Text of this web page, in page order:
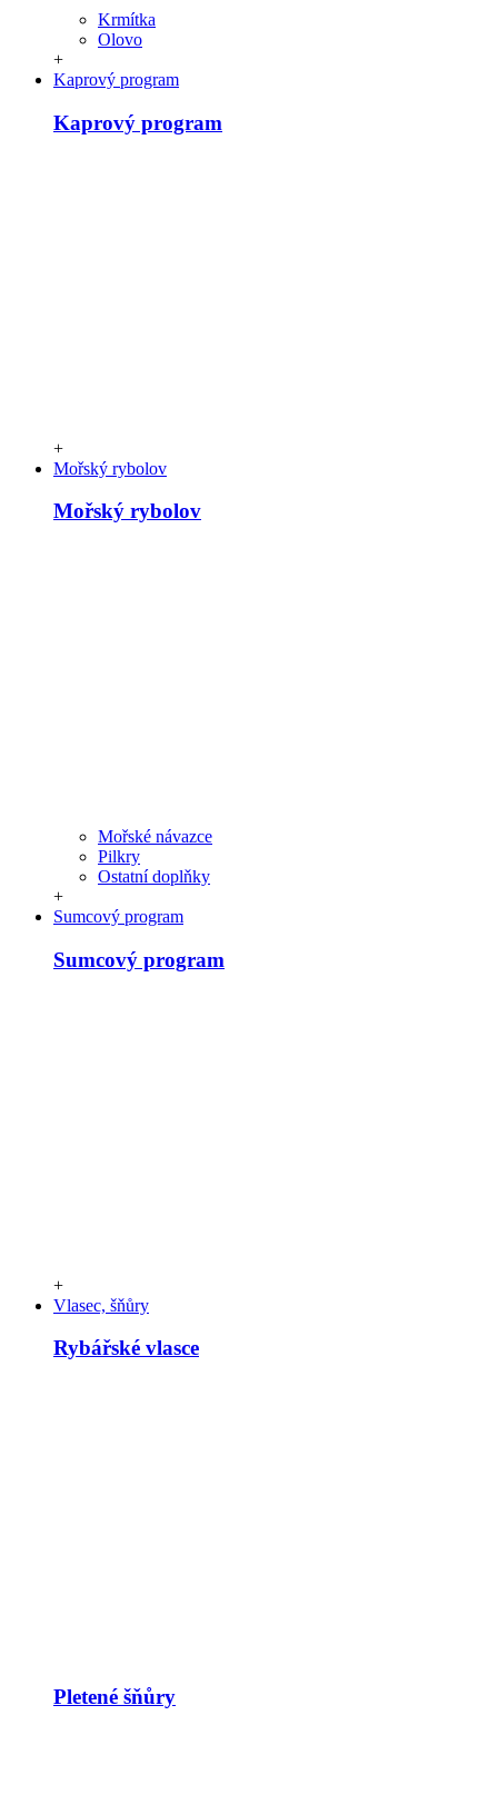
Krmítka
Olovo
+
Kaprový program
Kaprový program
+
Mořský rybolov
Mořský rybolov
Mořské návazce
Pilkry
Ostatní doplňky
+
Sumcový program
Sumcový program
+
Vlasec, šňůry
Rybářské vlasce
Pletené šňůry